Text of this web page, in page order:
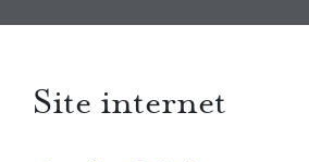
Site internet